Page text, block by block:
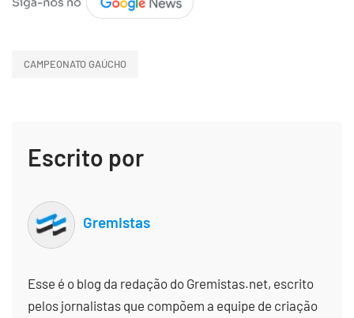
CAMPEONATO GAÚCHO
Escrito por
Gremistas
Esse é o blog da redação do Gremistas.net, escrito
pelos jornalistas que compõem a equipe de criação